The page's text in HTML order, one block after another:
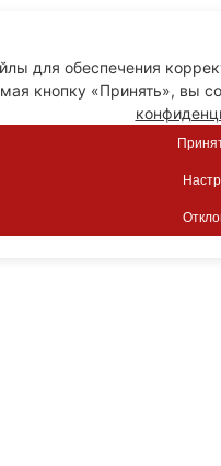
для обеспечения
кнопку «Принять», вы